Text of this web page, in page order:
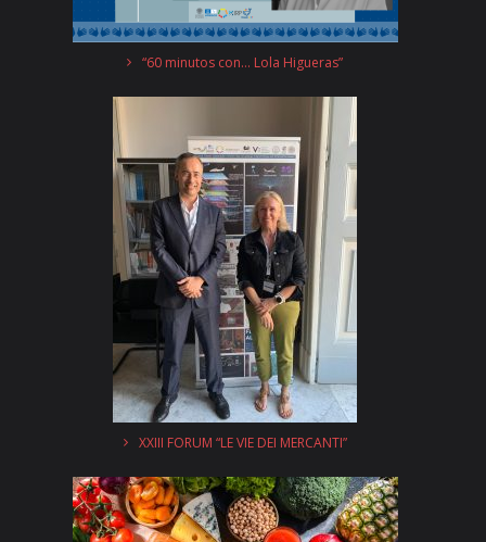
“60 minutos con… Lola Higueras”
XXIII FORUM “LE VIE DEI MERCANTI”